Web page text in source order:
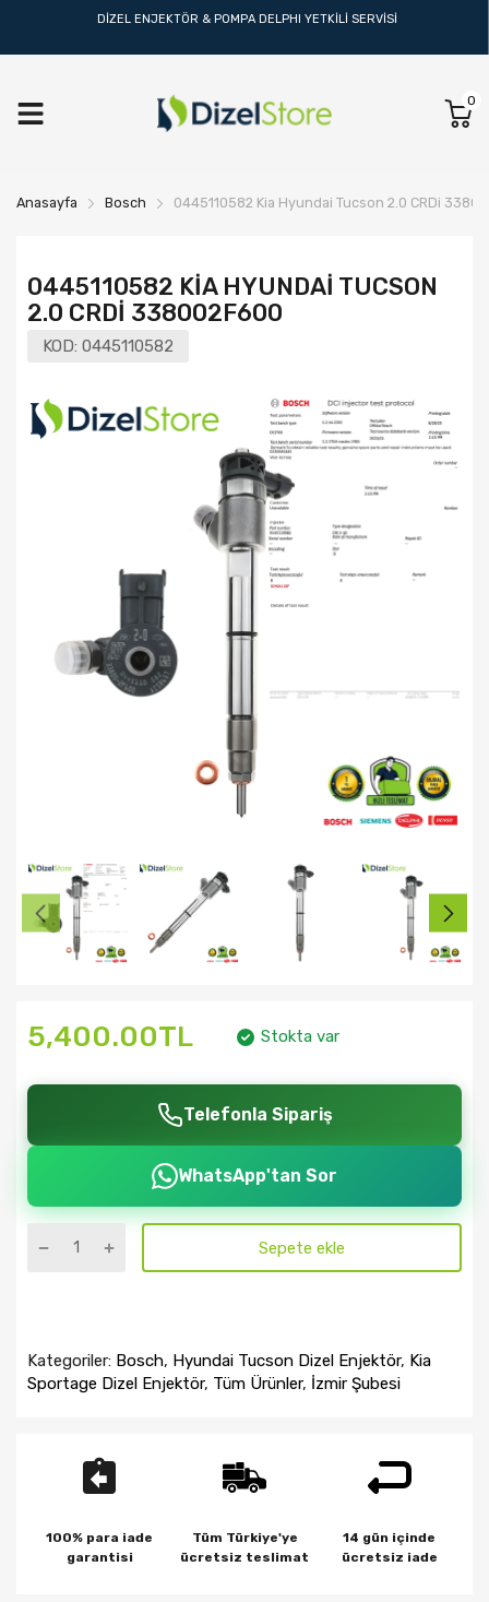
DİZEL ENJEKTÖR & POMPA DELPHI YETKİLİ SERVİSİ
0
Anasayfa Bosch 0445110582 Kia Hyundai Tucson 2.0 CRDi
0445110582 KIA HYUNDAI TUCSON
2.0 CRDI 338002F600
KOD: 0445110582
5,400.00TL Stokta var
Telefonla Sipariş
WhatsApp'tan Sor
Sepete ekle
Kategoriler: Bosch, Hyundai Tucson Dizel Enjektör, Kia
Sportage Dizel Enjektör, Tüm Ürünler, İzmir Şubesi
100% para iade
garantisi
Tüm Türkiye'ye
ücretsiz teslimat
14 gün içinde
ücretsiz iade